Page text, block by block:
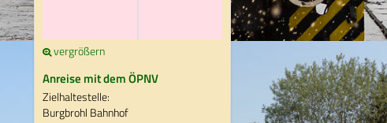
vergrößern
Anreise mit dem ÖPNV
Zielhaltestelle:
Burgbrohl Bahnhof